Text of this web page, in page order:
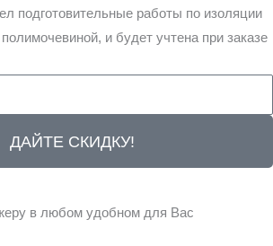
подготовительные работы по изоляции
и будет учтена при заказе
ДАЙТЕ СКИДКУ!
в любом удобном для Вас